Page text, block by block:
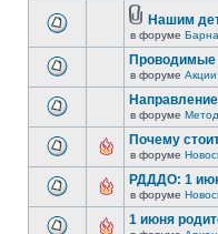
Нашим
в форуме
Проводимые
в форуме Акции
в форуме
Почему
в форуме
РДДДО: 1
в форуме
1 июня